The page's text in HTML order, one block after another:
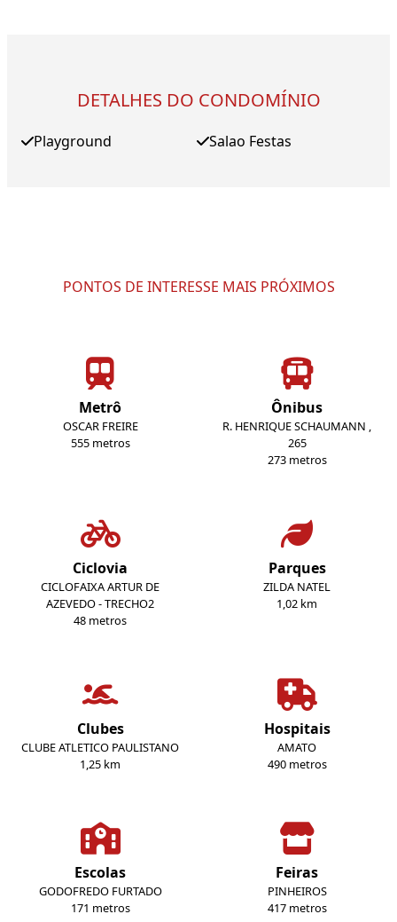
DETALHES DO CONDOMÍNIO
Playground Salao Festas
PONTOS DE INTERESSE MAIS PRÓXIMOS
Metrô
OSCAR FREIRE
555 metros
Ônibus
R. HENRIQUE SCHAUMANN ,
265
273 metros
Ciclovia
CICLOFAIXA ARTUR DE
AZEVEDO - TRECHO2
48 metros
Parques
ZILDA NATEL
1,02 km
Clubes
CLUBE ATLETICO PAULISTANO
1,25 km
Hospitais
AMATO
490 metros
Escolas
GODOFREDO FURTADO
171 metros
Feiras
PINHEIROS
417 metros